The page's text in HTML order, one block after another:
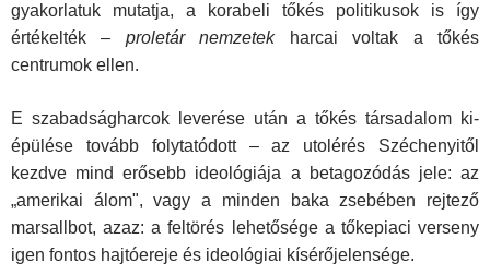
gyakorlatuk mutatja, a korabeli tőkés politikusok is így
értékelték – proletár nemzetekharcai voltak a tőkés
centrumok ellen.
E szabadságharcok leverése után a tőkés társadalom ki­
épülése tovább folytatódott – az utolérés Széchenyitől
kezdve mind erősebb ideológiája a betagozódás jele: az
„amerikai álom", vagy a minden baka zsebében rejtező
marsallbot, az­az: a feltörés lehetősége a tőkepiaci verseny
igen fontos hajtó­ereje és ideológiai kísérőjelensége.